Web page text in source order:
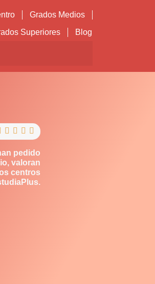
Grados Medios
Superiores
Blog
   
pedido
valoran
centros